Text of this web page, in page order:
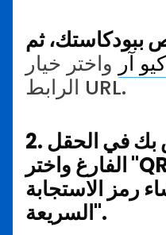
ببودكاستك، ثم
آر واختر خيار
الرابط URL.
2. ضع الرابط الخاص بك في الحقل
الفارغ واختر "QR ثابت". بعد ذلك،
رمز الاستجابة
السريعة".